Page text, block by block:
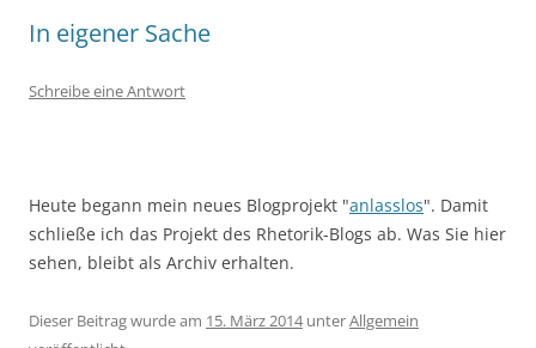
In eigener Sache
Schreibe eine Antwort
Heute begann mein neues Blogprojekt "anlasslos". Damit
schließe ich das Projekt des Rhetorik-Blogs ab. Was Sie hier
sehen, bleibt als Archiv erhalten.
Dieser Beitrag wurde am 15. März 2014unterAllgemein